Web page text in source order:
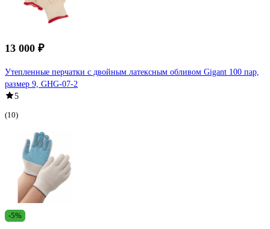
13 000 ₽
Утепленные перчатки с двойным латексным обливом Gigant 100 пар,
размер 9, GHG-07-2
5
(10)
-5%